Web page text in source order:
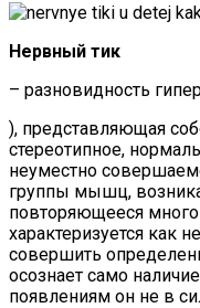
Нервный тик
– разновидность
), представляющая
стереотипное,
неуместно
группы мышц,
повторяющееся
характеризуется как
совершить
осознает само
появлениям он не в